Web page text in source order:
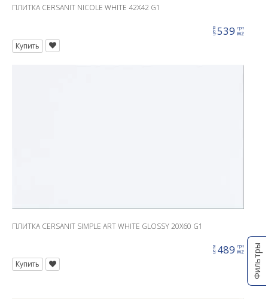
Фильтры
ПЛИТКА CERSANIT NICOLE WHITE 42X42 G1
цена539 грн
м2
Купить
ПЛИТКА CERSANIT SIMPLE ART WHITE GLOSSY 20X60 G1
цена489 грн
м2
Купить